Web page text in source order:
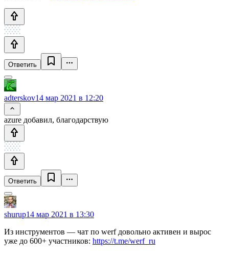
Ответить
adterskov14 мар 2021 в 12:20
azure добавил, благодарствую
Ответить
shurup14 мар 2021 в 13:30
Из инструментов — чат по werf довольно активен и вырос
уже до 600+ участников: https://t.me/werf_ru